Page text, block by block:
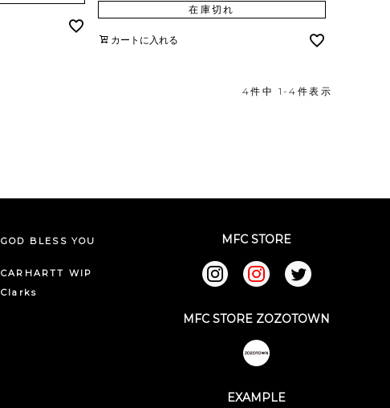
在庫切れ
カートに入れる
4件中 1 -4 件表示
GOD BLESS YOU
CARHARTT WIP
Clarks
MFC STORE
MFC STORE ZOZOTOWN
EXAMPLE